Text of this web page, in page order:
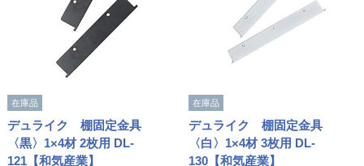
在庫品
デュライク 棚固定金具
〈黒〉1×4材 2枚用 DL-
121【和気産業】
在庫品
デュライク 棚固定金具
〈白〉1×4材 3枚用 DL-
130【和気産業】